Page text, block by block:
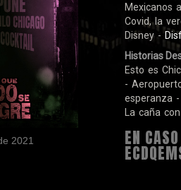
2021
Mexicanos
Covid, la
Disney -
Historias
Esto es
-
esperanza
La caña
EN